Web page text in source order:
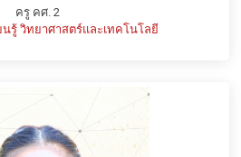
ครู คศ. 2
นรู้ วิทยาศาสตร์และเทคโนโลยี